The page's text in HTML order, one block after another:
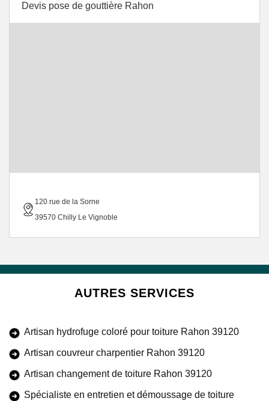
Devis pose de gouttière Rahon
120 rue de la Sorne
39570 Chilly Le Vignoble
AUTRES SERVICES
Artisan hydrofuge coloré pour toiture Rahon 39120
Artisan couvreur charpentier Rahon 39120
Artisan changement de toiture Rahon 39120
Spécialiste en entretien et démoussage de toiture